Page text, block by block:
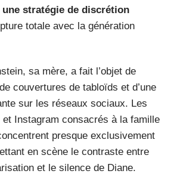
une stratégie de discrétion
totale avec la génération
sa mère, a fait l’objet de
couvertures de tabloïds et d’une
sur les réseaux sociaux. Les
et Instagram consacrés à la famille
presque exclusivement
en scène le contraste entre
et le silence de Diane.